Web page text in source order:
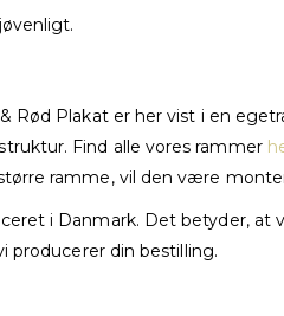
& Rød Plakat er her vist i en
Find alle vores rammer
ramme, vil den være
i Danmark. Det betyder,
producerer din bestilling.